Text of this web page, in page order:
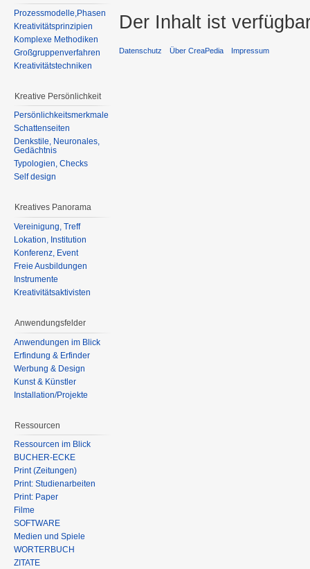
Prozessmodelle,Phasen
Kreativitätsprinzipien
Komplexe Methodiken
Großgruppenverfahren
Kreativitätstechniken
Kreative Persönlichkeit
Persönlichkeitsmerkmale
Schattenseiten
Denkstile, Neuronales,
Gedächtnis
Typologien, Checks
Self design
Kreatives Panorama
Vereinigung, Treff
Lokation, Institution
Konferenz, Event
Freie Ausbildungen
Instrumente
Kreativitätsaktivisten
Anwendungsfelder
Anwendungen im Blick
Erfindung & Erfinder
Werbung & Design
Kunst & Künstler
Installation/Projekte
Ressourcen
Ressourcen im Blick
BÜCHER-ECKE
Print (Zeitungen)
Print: Studienarbeiten
Print: Paper
Filme
SOFTWARE
Medien und Spiele
WÖRTERBUCH
ZITATE
Der Inhalt ist
Datenschutz Über CreaPedia Impressum